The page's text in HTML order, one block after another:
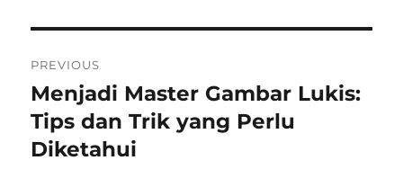
navigation
PREVIOUS
Previous
post:
Menjadi Master Gambar Lukis:
Tips dan Trik yang Perlu
Diketahui